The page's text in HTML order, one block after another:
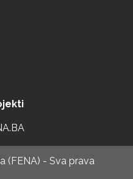
(FENA) - Sva prava